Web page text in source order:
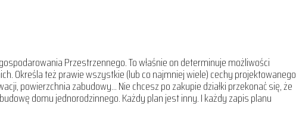
Przestrzennego. To właśnie on determinuje możliwości
Określa też prawie wszystkie (lub co najmniej wiele) cechy projektowanego
powierzchnia zabudowy… Nie chcesz po zakupie działki przekonać się, że
domu jednorodzinnego. Każdy plan jest inny. I każdy zapis planu